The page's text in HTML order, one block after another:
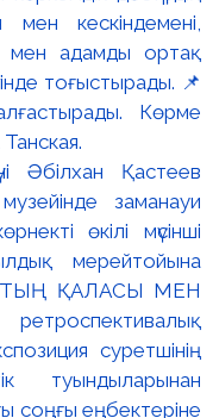
Әбілхан Қастеев
заманауи
өкілі мүсінші
мерейтойына
ҚАЛАСЫ МЕН
суретшінің
туындыларынан
соңғы еңбектеріне